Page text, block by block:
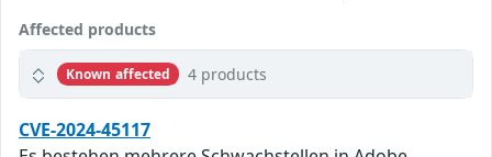
Affected products
Known affected 4 products
CVE-2024-45117